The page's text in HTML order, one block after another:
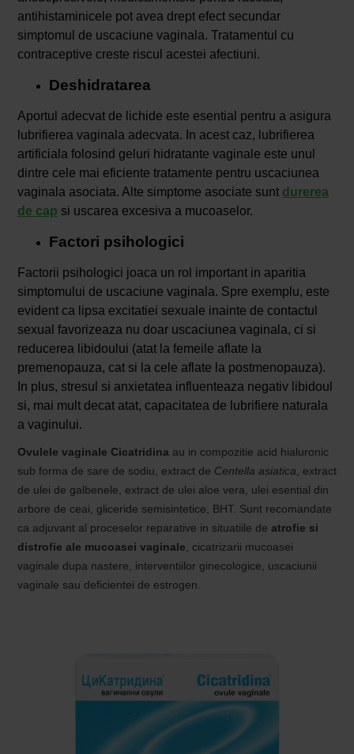
antihistaminicele pot avea drept efect secundar
simptomul de uscaciune vaginala. Tratamentul cu
contraceptive creste riscul acestei afectiuni.
Deshidratarea
Aportul adecvat de lichide este esential pentru a asigura
lubrifierea vaginala adecvata. In acest caz, lubrifierea
artificiala folosind geluri hidratante vaginale este unul
dintre cele mai eficiente tratamente pentru uscaciunea
vaginala asociata. Alte simptome asociate sunt durerea
de cap si uscarea excesiva a mucoaselor.
Factori psihologici
Factorii psihologici joaca un rol important in aparitia
simptomului de uscaciune vaginala. Spre exemplu, este
evident ca lipsa excitatiei sexuale inainte de contactul
sexual favorizeaza nu doar uscaciunea vaginala, ci si
reducerea libidoului (atat la femeile aflate la
premenopauza, cat si la cele aflate la postmenopauza).
In plus, stresul si anxietatea influenteaza negativ libidoul
si, mai mult decat atat, capacitatea de lubrifiere naturala
a vaginului.
Ovulele vaginale Cicatridina au in compozitie acid hialuronic
sub forma de sare de sodiu, extract de Centella asiatica , extract
de ulei de galbenele, extract de ulei aloe vera, ulei esential din
arbore de ceai, gliceride semisintetice, BHT. Sunt recomandate
ca adjuvant al proceselor reparative in situatiile de atrofie si
distrofie ale mucoasei vaginale , cicatrizarii mucoasei
vaginale dupa nastere, interventiilor ginecologice, uscaciunii
vaginale sau deficientei de estrogen.